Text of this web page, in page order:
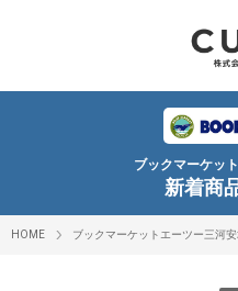
ブックマーケッ
新着商
HOME ブックマーケットエーツー三河安